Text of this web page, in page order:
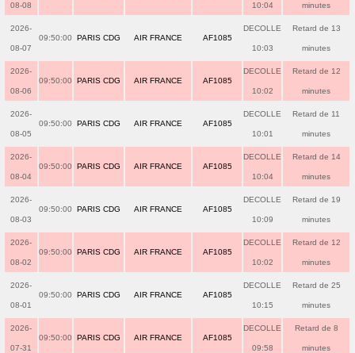
08-08 10:04 minutes
2026-
08-07
09:50:00 PARIS CDG AIR FRANCE AF1085
DECOLLE
10:03
Retard de 13
minutes
2026-
08-06
09:50:00 PARIS CDG AIR FRANCE AF1085
DECOLLE
10:02
Retard de 12
minutes
2026-
08-05
09:50:00 PARIS CDG AIR FRANCE AF1085
DECOLLE
10:01
Retard de 11
minutes
2026-
08-04
09:50:00 PARIS CDG AIR FRANCE AF1085
DECOLLE
10:04
Retard de 14
minutes
2026-
08-03
09:50:00 PARIS CDG AIR FRANCE AF1085
DECOLLE
10:09
Retard de 19
minutes
2026-
08-02
09:50:00 PARIS CDG AIR FRANCE AF1085
DECOLLE
10:02
Retard de 12
minutes
2026-
08-01
09:50:00 PARIS CDG AIR FRANCE AF1085
DECOLLE
10:15
Retard de 25
minutes
2026-
07-31
09:50:00 PARIS CDG AIR FRANCE AF1085
DECOLLE
09:58
Retard de 8
minutes